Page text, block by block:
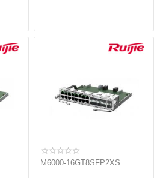
M6000-16GT8SFP2XS